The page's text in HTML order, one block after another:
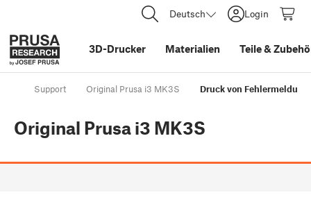
Deutsch Login
3D-Drucker Materialien Teile&
Support Original Prusa i3 MK3S Druck von
Original Prusa i3 MK3S